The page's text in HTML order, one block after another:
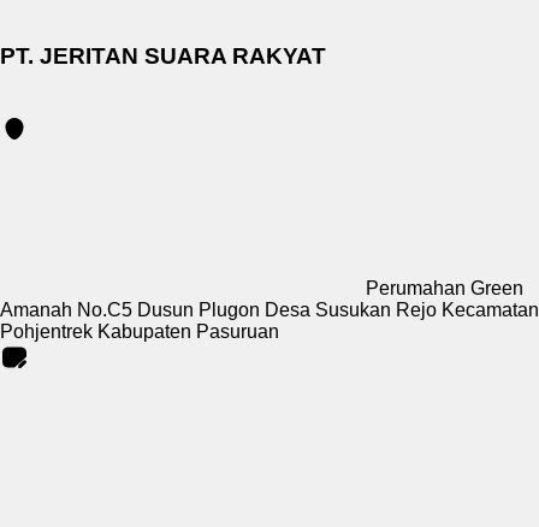
PT. JERITAN SUARA RAKYAT
Perumahan Green
Amanah No.C5 Dusun Plugon Desa Susukan Rejo Kecamatan
Pohjentrek Kabupaten Pasuruan